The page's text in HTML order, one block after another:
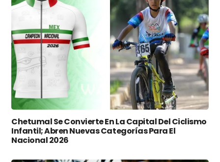
Chetumal Se Convierte En La Capital Del Ciclismo
Infantil; Abren Nuevas Categorías Para El
Nacional 2026